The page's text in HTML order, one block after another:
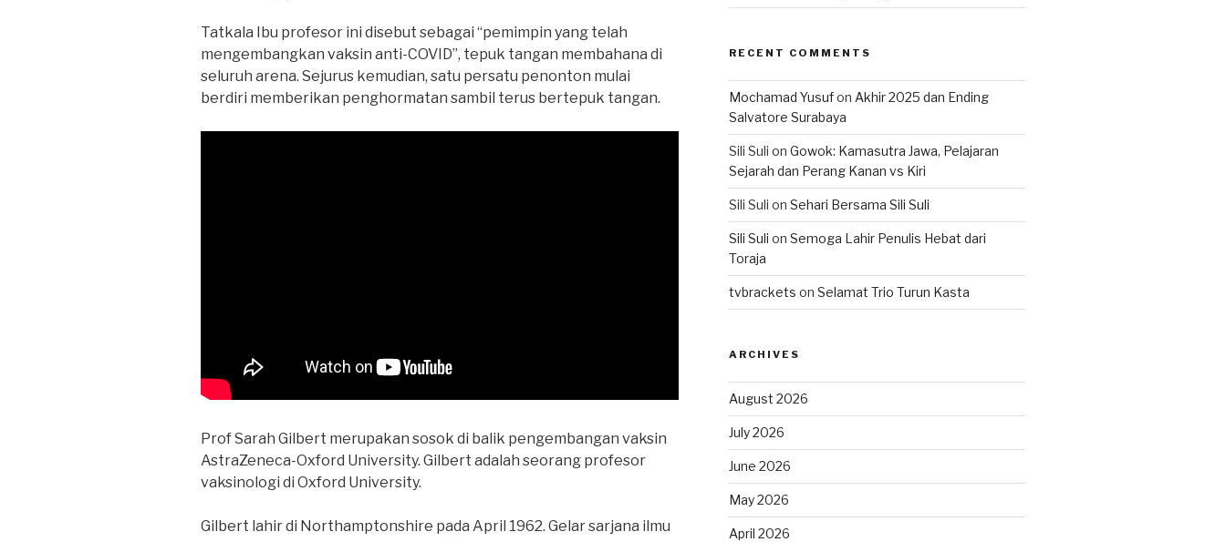
Tatkala Ibu profesor ini disebut sebagai “pemimpin yang telah
mengembangkan vaksin anti-COVID”, tepuk tangan membahana di
seluruh arena. Sejurus kemudian, satu persatu penonton mulai
berdiri memberikan penghormatan sambil terus bertepuk tangan.
Prof Sarah Gilbert merupakan sosok di balik pengembangan vaksin
AstraZeneca-Oxford University. Gilbert adalah seorang profesor
vaksinologi di Oxford University.
Gilbert lahir di Northamptonshire pada April 1962. Gelar sarjana ilmu
RECENT COMMENTS
Mochamad Yusufon Akhir 2025 dan Ending
Salvatore Surabaya
Sili Suli on Gowok: Kamasutra Jawa, Pelajaran
Sejarah dan Perang Kanan vs Kiri
Sili Suli on Sehari Bersama Sili Suli
Sili Suli on Semoga Lahir Penulis Hebat dari
Toraja
tvbrackets on Selamat Trio Turun Kasta
ARCHIVES
August 2026
July 2026
June 2026
May 2026
April 2026